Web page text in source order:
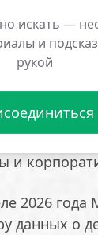
искать —
и
рукой
Эти
площадки в
Meta
после
и
2026 года
данных о